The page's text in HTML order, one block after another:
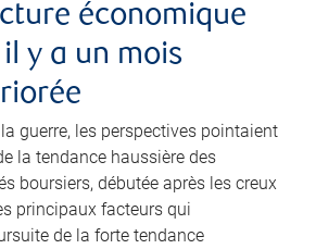
économique
y a un mois
guerre, les perspectives pointaient
la tendance haussière des
boursiers, débutée après les creux
principaux facteurs qui
de la forte tendance